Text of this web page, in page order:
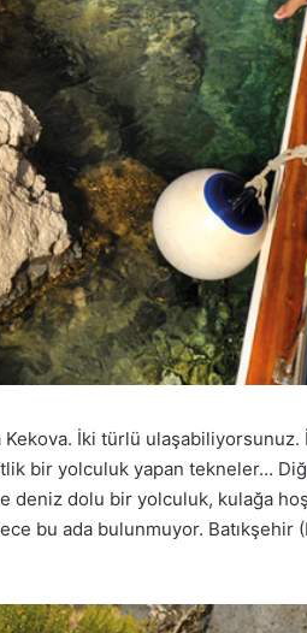
İki türlü ulaşabiliyorsunuz.
bir yolculuk yapan tekneler…
deniz dolu bir yolculuk, kulağa
bu ada bulunmuyor. Batıkşehir